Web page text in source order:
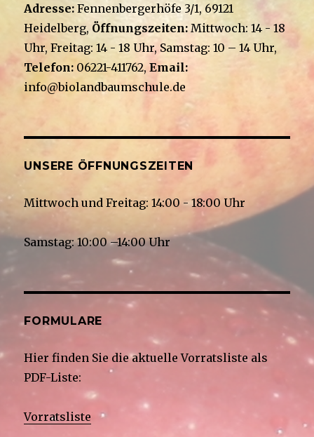
Adresse: Fennenbergerhöfe 3/1, 69121
Heidelberg, Öffnungszeiten: Mittwoch: 14 - 18
Uhr, Freitag: 14 - 18 Uhr, Samstag: 10 – 14 Uhr,
Telefon: 06221-411762,Email:
info@biolandbaumschule.de
UNSERE ÖFFNUNGSZEITEN
Mittwoch und Freitag: 14:00 - 18:00 Uhr
Samstag: 10:00 –14:00 Uhr
FORMULARE
Hier finden Sie die aktuelle Vorratsliste als
PDF-Liste:
Vorratsliste